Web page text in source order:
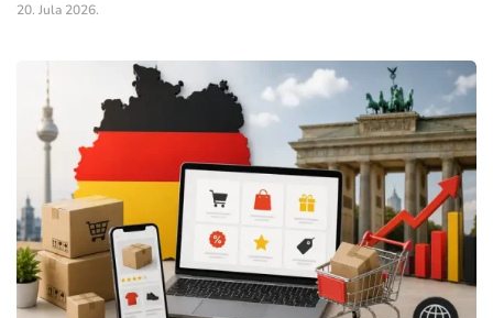
20. Jula 2026.